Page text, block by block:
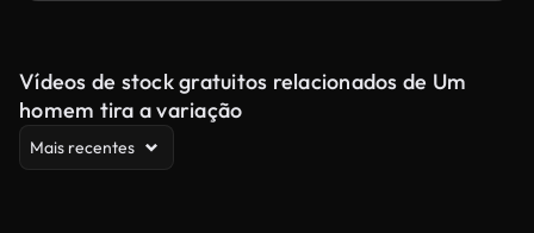
Vídeos de stock gratuitos relacionados de Um
homem tira a variação
Mais recentes